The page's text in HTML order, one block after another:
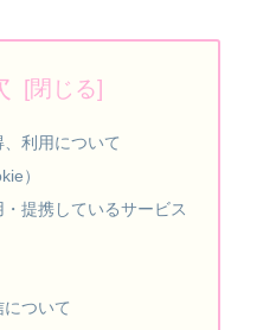
利用について
）
提携しているサービス
ついて